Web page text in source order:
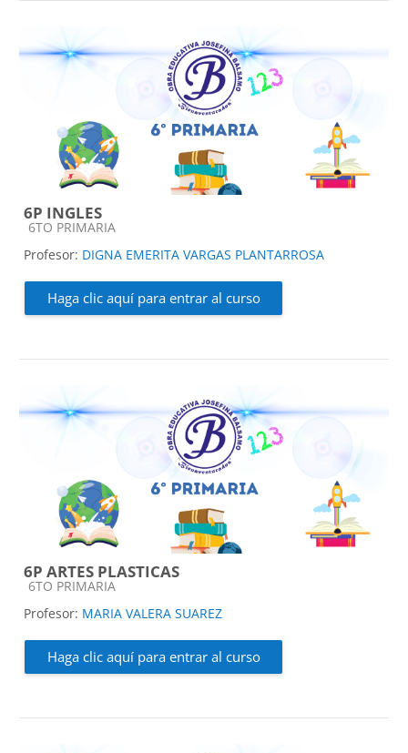
6P INGLES
Categoría de cursos
6TO PRIMARIA
Profesor: DIGNA EMERITA VARGAS PLANTARROSA
Haga clic aquí para entrar al curso
6P ARTES PLASTICAS
Categoría de cursos
6TO PRIMARIA
Profesor: MARIA VALERA SUAREZ
Haga clic aquí para entrar al curso